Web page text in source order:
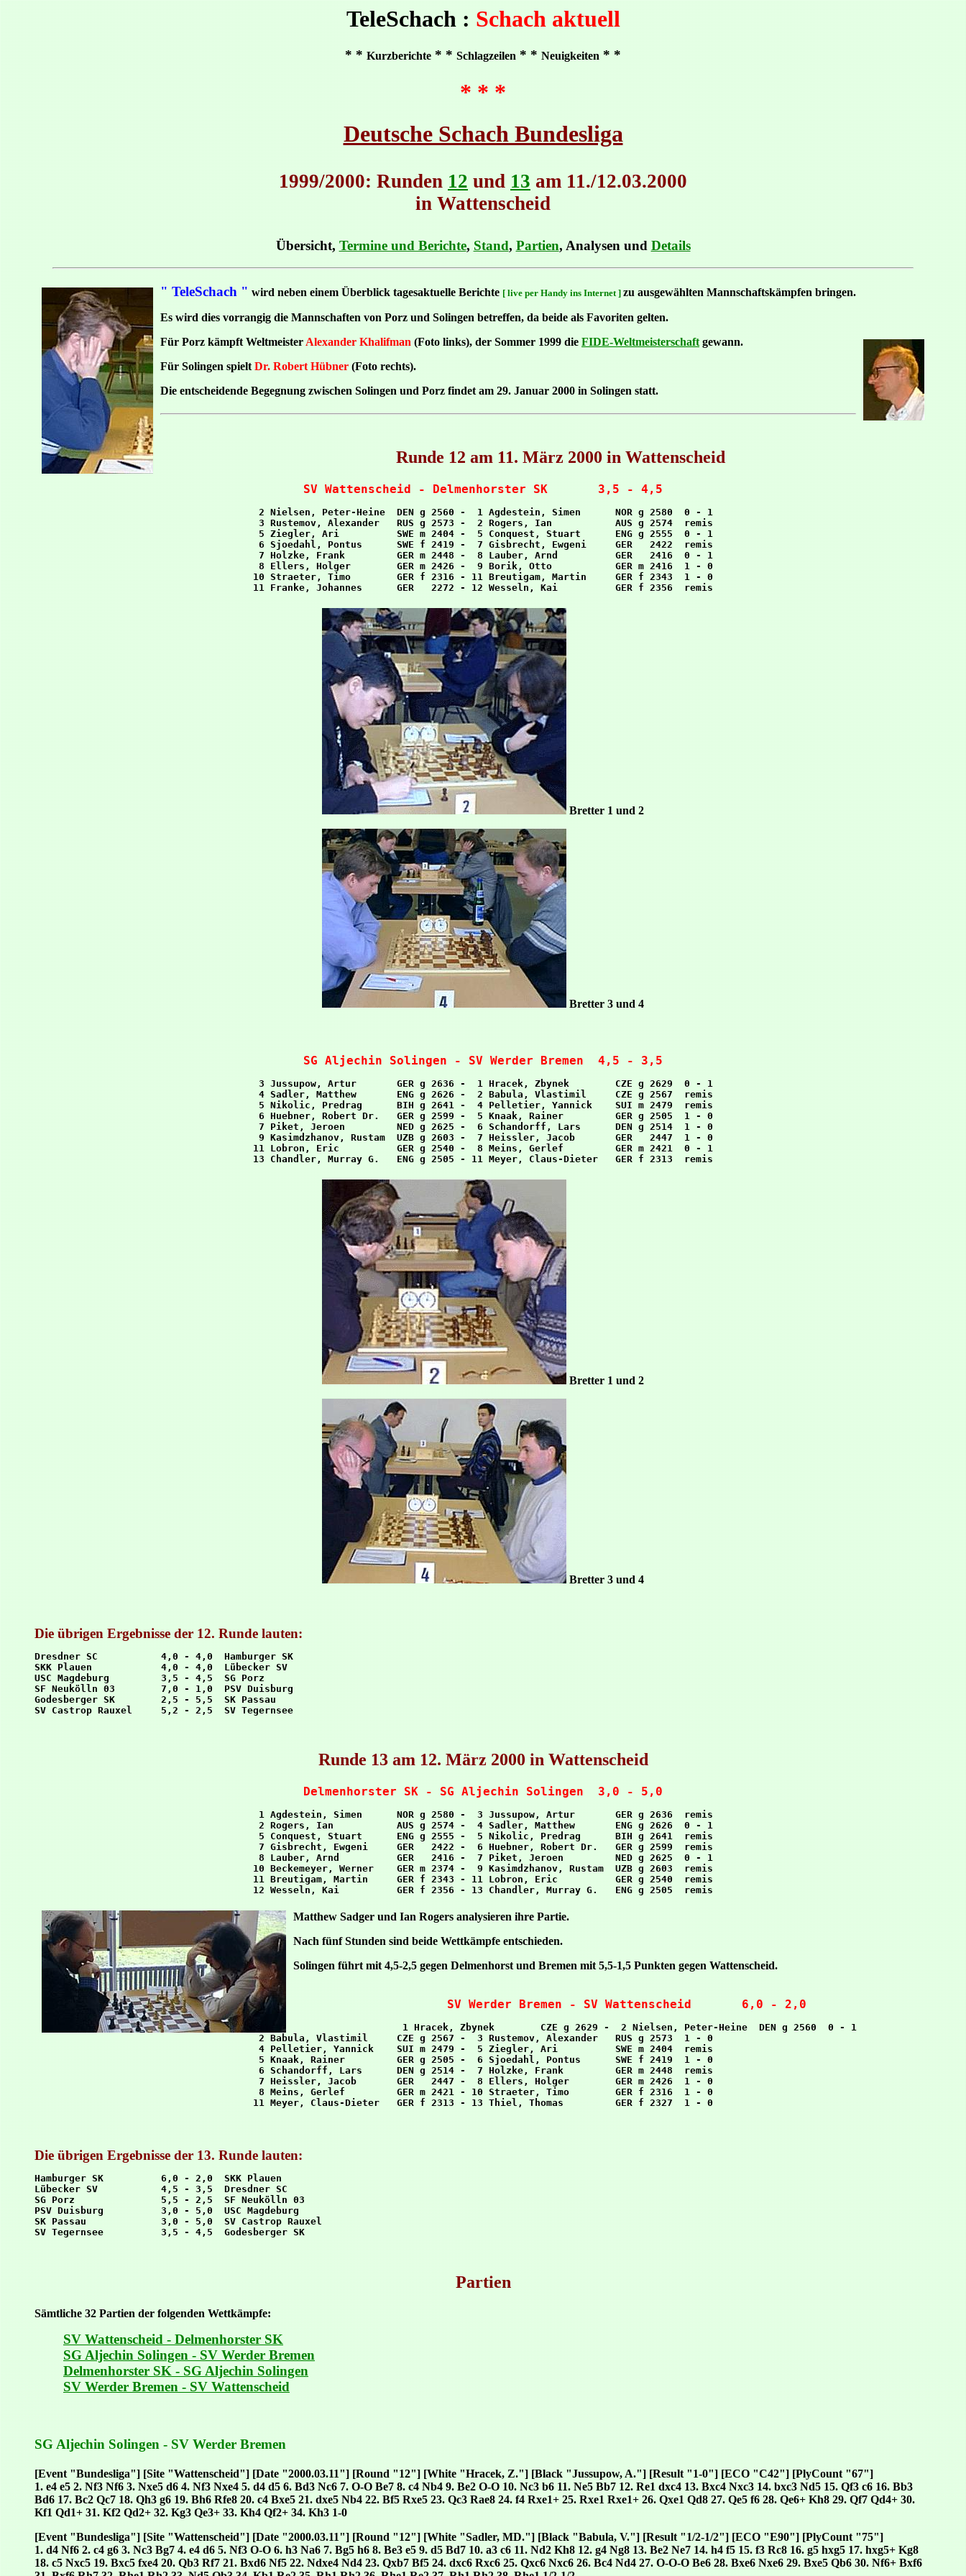
TeleSchach :Schach aktuell
* *Kurzberichte* *Schlagzeilen* *Neuigkeiten* *
* * *
Deutsche Schach Bundesliga
1999/2000: Runden12und13am 11./12.03.2000
in Wattenscheid
Übersicht,Termine und Berichte,Stand,Partien, Analysen undDetails
" TeleSchach "wird neben einem Überblick tagesaktuelle Berichte[ live per Handy ins Internet ]zu ausgewählten Mannschaftskämpfen bringen.
Es wird dies vorrangig die Mannschaften von Porz und Solingen betreffen, da beide als Favoriten gelten.
Für Porz kämpft WeltmeisterAlexander Khalifman(Foto links), der Sommer 1999 dieFIDE-Weltmeisterschaftgewann.
Für Solingen spieltDr. Robert Hübner(Foto rechts).
Die entscheidende Begegnung zwischen Solingen und Porz findet am 29. Januar 2000 in Solingen statt.
Runde 12 am 11. März 2000 in Wattenscheid
SV Wattenscheid - Delmenhorster SK       3,5 - 4,5
2 Nielsen, Peter-Heine  DEN g 2560 -  1 Agdestein, Simen      NOR g 2580  0 - 1
3 Rustemov, Alexander   RUS g 2573 -  2 Rogers, Ian           AUS g 2574  remis
5 Ziegler, Ari          SWE m 2404 -  5 Conquest, Stuart      ENG g 2555  0 - 1
6 Sjoedahl, Pontus      SWE f 2419 -  7 Gisbrecht, Ewgeni     GER   2422  remis
7 Holzke, Frank         GER m 2448 -  8 Lauber, Arnd          GER   2416  0 - 1
8 Ellers, Holger        GER m 2426 -  9 Borik, Otto           GER m 2416  1 - 0
10 Straeter, Timo        GER f 2316 - 11 Breutigam, Martin     GER f 2343  1 - 0
Bretter 1 und 2
Bretter 3 und 4
SG Aljechin Solingen - SV Werder Bremen  4,5 - 3,5
3 Jussupow, Artur       GER g 2636 -  1 Hracek, Zbynek        CZE g 2629  0 - 1
4 Sadler, Matthew       ENG g 2626 -  2 Babula, Vlastimil     CZE g 2567  remis
5 Nikolic, Predrag      BIH g 2641 -  4 Pelletier, Yannick    SUI m 2479  remis
6 Huebner, Robert Dr.   GER g 2599 -  5 Knaak, Rainer         GER g 2505  1 - 0
7 Piket, Jeroen         NED g 2625 -  6 Schandorff, Lars      DEN g 2514  1 - 0
9 Kasimdzhanov, Rustam  UZB g 2603 -  7 Heissler, Jacob       GER   2447  1 - 0
11 Lobron, Eric          GER g 2540 -  8 Meins, Gerlef         GER m 2421  0 - 1
Bretter 1 und 2
Bretter 3 und 4
Die übrigen Ergebnisse der 12. Runde lauten:
Dresdner SC           4,0 - 4,0  Hamburger SK
SKK Plauen            4,0 - 4,0  Lübecker SV
USC Magdeburg         3,5 - 4,5  SG Porz
SF Neukölln 03        7,0 - 1,0  PSV Duisburg
Godesberger SK        2,5 - 5,5  SK Passau
Runde 13 am 12. März 2000 in Wattenscheid
Delmenhorster SK - SG Aljechin Solingen  3,0 - 5,0
1 Agdestein, Simen      NOR g 2580 -  3 Jussupow, Artur       GER g 2636  remis
2 Rogers, Ian           AUS g 2574 -  4 Sadler, Matthew       ENG g 2626  0 - 1
5 Conquest, Stuart      ENG g 2555 -  5 Nikolic, Predrag      BIH g 2641  remis
7 Gisbrecht, Ewgeni     GER   2422 -  6 Huebner, Robert Dr.   GER g 2599  remis
8 Lauber, Arnd          GER   2416 -  7 Piket, Jeroen         NED g 2625  0 - 1
10 Beckemeyer, Werner    GER m 2374 -  9 Kasimdzhanov, Rustam  UZB g 2603  remis
11 Breutigam, Martin     GER f 2343 - 11 Lobron, Eric          GER g 2540  remis
Matthew Sadger und Ian Rogers analysieren ihre Partie.
Nach fünf Stunden sind beide Wettkämpfe entschieden.
Solingen führt mit 4,5-2,5 gegen Delmenhorst und Bremen mit 5,5-1,5 Punkten gegen Wattenscheid.
SV Werder Bremen - SV Wattenscheid       6,0 - 2,0
1 Hracek, Zbynek        CZE g 2629 -  2 Nielsen, Peter-Heine  DEN g 2560  0 - 1
2 Babula, Vlastimil     CZE g 2567 -  3 Rustemov, Alexander   RUS g 2573  1 - 0
4 Pelletier, Yannick    SUI m 2479 -  5 Ziegler, Ari          SWE m 2404  remis
5 Knaak, Rainer         GER g 2505 -  6 Sjoedahl, Pontus      SWE f 2419  1 - 0
6 Schandorff, Lars      DEN g 2514 -  7 Holzke, Frank         GER m 2448  remis
7 Heissler, Jacob       GER   2447 -  8 Ellers, Holger        GER m 2426  1 - 0
8 Meins, Gerlef         GER m 2421 - 10 Straeter, Timo        GER f 2316  1 - 0
Die übrigen Ergebnisse der 13. Runde lauten:
Hamburger SK          6,0 - 2,0  SKK Plauen
Lübecker SV           4,5 - 3,5  Dresdner SC
SG Porz               5,5 - 2,5  SF Neukölln 03
PSV Duisburg          3,0 - 5,0  USC Magdeburg
SK Passau             3,0 - 5,0  SV Castrop Rauxel
Partien
Sämtliche 32 Partien der folgenden Wettkämpfe:
SV Wattenscheid - Delmenhorster SK
SG Aljechin Solingen - SV Werder Bremen
Delmenhorster SK - SG Aljechin Solingen
SV Werder Bremen - SV Wattenscheid
SG Aljechin Solingen - SV Werder Bremen
[Event "Bundesliga"] [Site "Wattenscheid"] [Date "2000.03.11"] [Round "12"] [White "Hracek, Z."] [Black "Jussupow, A."] [Result "1-0"] [ECO "C42"] [PlyCount "67"]
1. e4 e5 2. Nf3 Nf6 3. Nxe5 d6 4. Nf3 Nxe4 5. d4 d5 6. Bd3 Nc6 7. O-O Be7 8. c4 Nb4 9. Be2 O-O 10. Nc3 b6 11. Ne5 Bb7 12. Re1 dxc4 13. Bxc4 Nxc3 14. bxc3 Nd5 15. Qf3 c6 16. Bb3
Bd6 17. Bc2 Qc7 18. Qh3 g6 19. Bh6 Rfe8 20. c4 Bxe5 21. dxe5 Nb4 22. Bf5 Rxe5 23. Qc3 Rae8 24. f4 Rxe1+ 25. Rxe1 Rxe1+ 26. Qxe1 Qd8 27. Qe5 f6 28. Qe6+ Kh8 29. Qf7 Qd4+ 30.
Kf1 Qd1+ 31. Kf2 Qd2+ 32. Kg3 Qe3+ 33. Kh4 Qf2+ 34. Kh3 1-0
[Event "Bundesliga"] [Site "Wattenscheid"] [Date "2000.03.11"] [Round "12"] [White "Sadler, MD."] [Black "Babula, V."] [Result "1/2-1/2"] [ECO "E90"] [PlyCount "75"]
1. d4 Nf6 2. c4 g6 3. Nc3 Bg7 4. e4 d6 5. Nf3 O-O 6. h3 Na6 7. Bg5 h6 8. Be3 e5 9. d5 Bd7 10. a3 c6 11. Nd2 Kh8 12. g4 Ng8 13. Be2 Ne7 14. h4 f5 15. f3 Rc8 16. g5 hxg5 17. hxg5+ Kg8
18. c5 Nxc5 19. Bxc5 fxe4 20. Qb3 Rf7 21. Bxd6 Nf5 22. Ndxe4 Nd4 23. Qxb7 Bf5 24. dxc6 Rxc6 25. Qxc6 Nxc6 26. Bc4 Nd4 27. O-O-O Be6 28. Bxe6 Nxe6 29. Bxe5 Qb6 30. Nf6+ Bxf6